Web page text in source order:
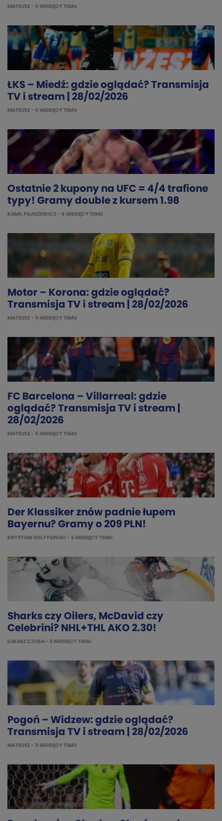
MATEUSZ - 5 MIESIĘCY TEMU
ŁKS – Miedź: gdzie oglądać? Transmisja
TV i stream | 28/02/2026
MATEUSZ - 5 MIESIĘCY TEMU
Ostatnie 2 kupony na UFC = 4/4 trafione
typy! Gramy double z kursem 1.98
KAMIL PIŁASZEWICZ - 5 MIESIĘCY TEMU
Motor – Korona: gdzie oglądać?
Transmisja TV i stream | 28/02/2026
MATEUSZ - 5 MIESIĘCY TEMU
FC Barcelona – Villarreal: gdzie
oglądać? Transmisja TV i stream |
28/02/2026
MATEUSZ - 5 MIESIĘCY TEMU
Der Klassiker znów padnie łupem
Bayernu? Gramy o 209 PLN!
KRYSTIAN SOLTYSINSKI - 5 MIESIĘCY TEMU
Sharks czy Oilers, McDavid czy
Celebrini? NHL+THL AKO 2.30!
ŁUKASZ CZUBA - 5 MIESIĘCY TEMU
Pogoń – Widzew: gdzie oglądać?
Transmisja TV i stream | 28/02/2026
MATEUSZ - 5 MIESIĘCY TEMU